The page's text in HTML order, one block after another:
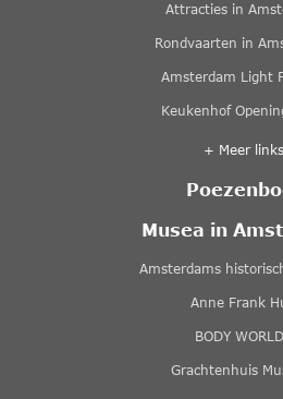
Attracties in
Rondvaarten in
Amsterdam Light
Keukenhof
+ Meer links
Musea in
Amsterdams
Anne Frank
BODY
Grachtenhuis